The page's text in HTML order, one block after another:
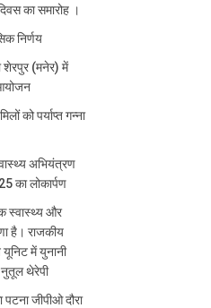
का समारोह ।
निर्णय
शेरपुर (मनेर) में
को पर्याप्त गन्ना
अभियंत्रण
का लोकार्पण
स्वास्थ्य और
है। राजकीय
यूनिट में युनानी
नुतूल थेरेपी
जीपीओ दौरा